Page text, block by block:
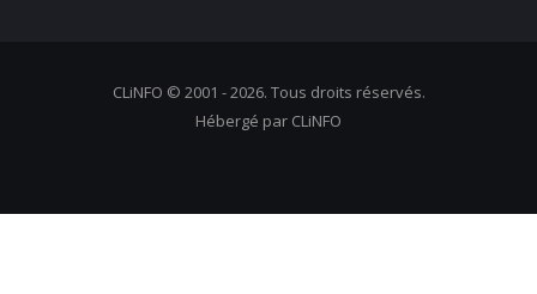
CLiNFO © 2001 - 2026. Tous droits réservés.
Hébergé par CLiNFO